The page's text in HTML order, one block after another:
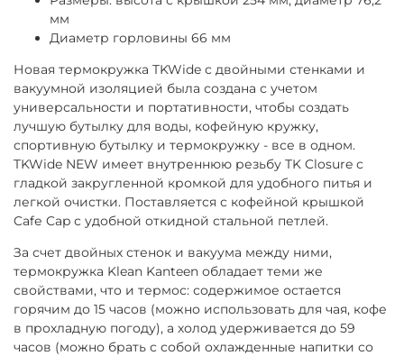
мм
Диаметр горловины 66 мм
Новая термокружка TKWide с двойными стенками и
вакуумной изоляцией была создана с учетом
универсальности и портативности, чтобы создать
лучшую бутылку для воды, кофейную кружку,
спортивную бутылку и термокружку - все в одном.
TKWide NEW имеет внутреннюю резьбу TK Closure с
гладкой закругленной кромкой для удобного питья и
легкой очистки. Поставляется с кофейной крышкой
Cafе Cap с удобной откидной стальной петлей.
За счет двойных стенок и вакуума между ними,
термокружка Klean Kanteen обладает теми же
свойствами, что и термос: содержимое остается
горячим до 15 часов (можно использовать для чая, кофе
в прохладную погоду), а холод удерживается до 59
часов (можно брать с собой охлажденные напитки со